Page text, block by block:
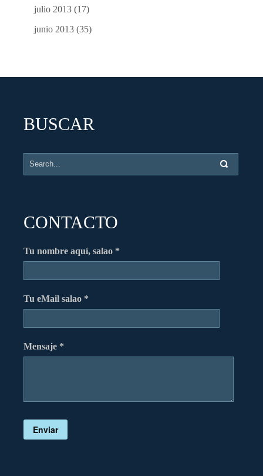
julio 2013 (17)
junio 2013 (35)
BUSCAR
CONTACTO
Tu nombre aquí, salao *
Tu eMail salao *
Mensaje *
Enviar